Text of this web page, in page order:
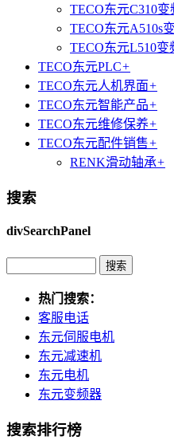
TECO东元C310变
TECO东元A510s
TECO东元L510变
TECO东元PLC+
TECO东元人机界面+
TECO东元智能产品+
TECO东元维修保养+
TECO东元配件销售+
RENK滑动轴承+
搜索
divSearchPanel
热门搜索：
客服电话
东元伺服电机
东元减速机
东元电机
东元变频器
搜索排行榜